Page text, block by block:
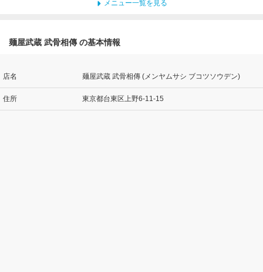
メニュー一覧を見る
麺屋武蔵 武骨相傳 の基本情報
店名 麺屋武蔵 武骨相傳 (メンヤムサシ ブコツソウデン)
住所 東京都台東区上野6-11-15